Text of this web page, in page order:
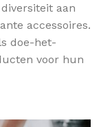
aan
accessoires.
doe-het-
voor hun